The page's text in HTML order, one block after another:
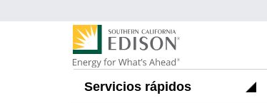
navigation
Servicios rápidos